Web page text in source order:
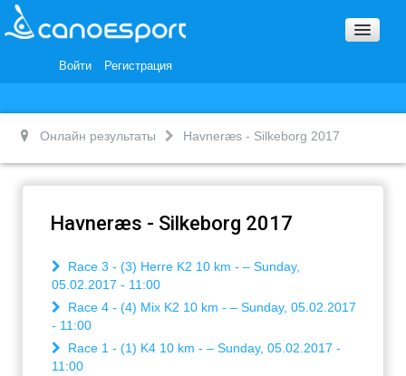
Войти Регистрация
Награды и Благодарности
Онлайн результаты Havneræs - Silkeborg 2017
Havneræs - Silkeborg 2017
Race 3 - (3) Herre K2 10 km - – Sunday,
05.02.2017 - 11:00
Race 4 - (4) Mix K2 10 km - – Sunday, 05.02.2017
- 11:00
Race 1 - (1) K4 10 km - – Sunday, 05.02.2017 -
11:00